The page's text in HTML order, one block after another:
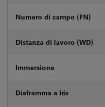
Numero di campo (FN)
Distanza di lavoro (WD)
Immersione
Diaframma a Iris